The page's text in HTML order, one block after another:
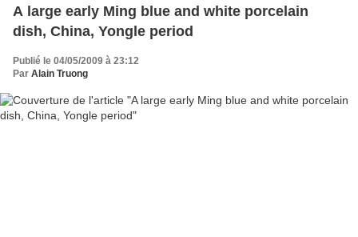
A large early Ming blue and white porcelain
dish, China, Yongle period
Publié le 04/05/2009 à 23:12
Par Alain Truong